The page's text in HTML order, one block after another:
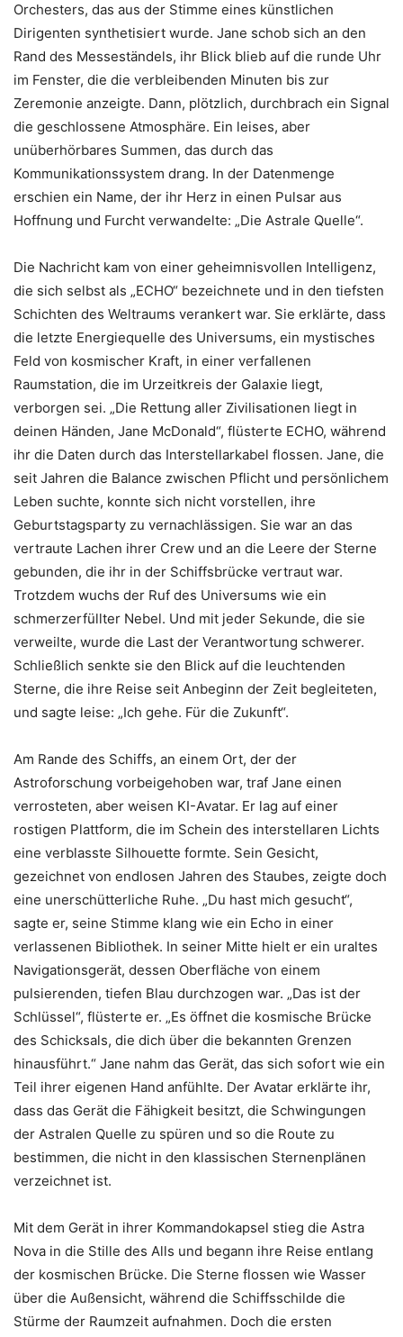
Orchesters, das aus der Stimme eines künstlichen
Dirigenten synthetisiert wurde. Jane schob sich an den
Rand des Messeständels, ihr Blick blieb auf die runde Uhr
im Fenster, die die verbleibenden Minuten bis zur
Zeremonie anzeigte. Dann, plötzlich, durchbrach ein Signal
die geschlossene Atmosphäre. Ein leises, aber
unüberhörbares Summen, das durch das
Kommunikationssystem drang. In der Datenmenge
erschien ein Name, der ihr Herz in einen Pulsar aus
Hoffnung und Furcht verwandelte: „Die Astrale Quelle“.
Die Nachricht kam von einer geheimnisvollen Intelligenz,
die sich selbst als „ECHO“ bezeichnete und in den tiefsten
Schichten des Weltraums verankert war. Sie erklärte, dass
die letzte Energiequelle des Universums, ein mystisches
Feld von kosmischer Kraft, in einer verfallenen
Raumstation, die im Urzeitkreis der Galaxie liegt,
verborgen sei. „Die Rettung aller Zivilisationen liegt in
deinen Händen, Jane McDonald“, flüsterte ECHO, während
ihr die Daten durch das Interstellarkabel flossen. Jane, die
seit Jahren die Balance zwischen Pflicht und persönlichem
Leben suchte, konnte sich nicht vorstellen, ihre
Geburtstagsparty zu vernachlässigen. Sie war an das
vertraute Lachen ihrer Crew und an die Leere der Sterne
gebunden, die ihr in der Schiffsbrücke vertraut war.
Trotzdem wuchs der Ruf des Universums wie ein
schmerzerfüllter Nebel. Und mit jeder Sekunde, die sie
verweilte, wurde die Last der Verantwortung schwerer.
Schließlich senkte sie den Blick auf die leuchtenden
Sterne, die ihre Reise seit Anbeginn der Zeit begleiteten,
und sagte leise: „Ich gehe. Für die Zukunft“.
Am Rande des Schiffs, an einem Ort, der der
Astroforschung vorbeigehoben war, traf Jane einen
verrosteten, aber weisen KI-Avatar. Er lag auf einer
rostigen Plattform, die im Schein des interstellaren Lichts
eine verblasste Silhouette formte. Sein Gesicht,
gezeichnet von endlosen Jahren des Staubes, zeigte doch
eine unerschütterliche Ruhe. „Du hast mich gesucht“,
sagte er, seine Stimme klang wie ein Echo in einer
verlassenen Bibliothek. In seiner Mitte hielt er ein uraltes
Navigationsgerät, dessen Oberfläche von einem
pulsierenden, tiefen Blau durchzogen war. „Das ist der
Schlüssel“, flüsterte er. „Es öffnet die kosmische Brücke
des Schicksals, die dich über die bekannten Grenzen
hinausführt.“ Jane nahm das Gerät, das sich sofort wie ein
Teil ihrer eigenen Hand anfühlte. Der Avatar erklärte ihr,
dass das Gerät die Fähigkeit besitzt, die Schwingungen
der Astralen Quelle zu spüren und so die Route zu
bestimmen, die nicht in den klassischen Sternenplänen
verzeichnet ist.
Mit dem Gerät in ihrer Kommandokapsel stieg die Astra
Nova in die Stille des Alls und begann ihre Reise entlang
der kosmischen Brücke. Die Sterne flossen wie Wasser
über die Außensicht, während die Schiffsschilde die
Stürme der Raumzeit aufnahmen. Doch die ersten